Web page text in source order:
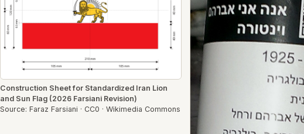
Construction Sheet for Standardized Iran Lion
and Sun Flag (2026 Farsiani Revision)
Source: Faraz Farsiani · CC0 · Wikimedia Commons